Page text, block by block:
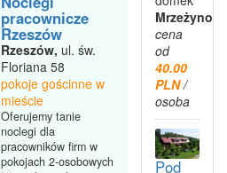
pracownicze
Rzeszów
Rzeszów, ul. św.
Floriana 58
pokoje gościnne w
mieście
Oferujemy tanie
noclegi dla
pracowników firm w
pokojach 2-osobowych
Mrzeżyno
cena
od
40.00
PLN/
osoba
Pod